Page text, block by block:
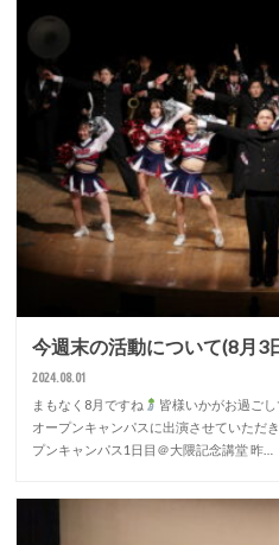
今週末の活動について(8月3
2024.08.01
まもなく8月ですね
皆様いかがお過ご
オープンキャンパスに出演させていただき
プンキャンパス1日目＠大隈記念講堂 昨…